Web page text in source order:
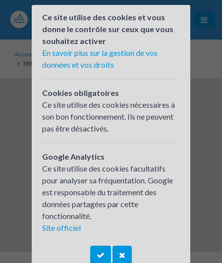
Accueil
Établissements inscrits
TRESSE METALLIQUE J. FORISSIER (ARD)
Ce site utilise des cookies et vous
donne le contrôle sur ceux que vous
souhaitez activer
En savoir plus sur la gestion de vos
données et vos droits
Cookies obligatoires
Ce site utilise des cookies nécessaires à
son bon fonctionnement. Ils ne peuvent
pas être désactivés.
Google Analytics
Ce site utilise des cookies facultatifs
pour analyser sa fréquentation. Google
est responsable du traitement des
données partagées par cette
fonctionnalité.
Site officiel